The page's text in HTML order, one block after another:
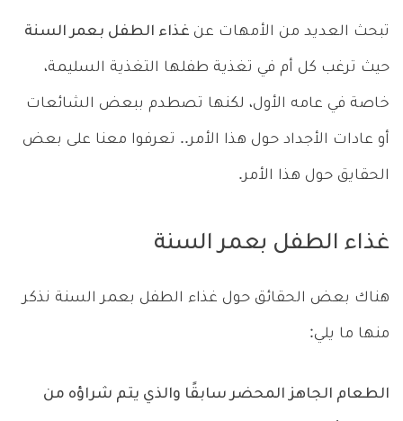
تبحث العديد من الأمهات عن غذاء الطفل بعمر السنة
حيث ترغب كل أم في تغذية طفلها التغذية السليمة،
خاصة في عامه الأول، لكنها تصطدم ببعض الشائعات
أو عادات الأجداد حول هذا الأمر.. تعرفوا معنا على بعض
الحقايق حول هذا الأمر.
غذاء الطفل بعمر السنة
هناك بعض الحقائق حول غذاء الطفل بعمر السنة نذكر
منها ما يلي:
الطعام الجاهز المحضر سابقًا والذي يتم شراؤه من